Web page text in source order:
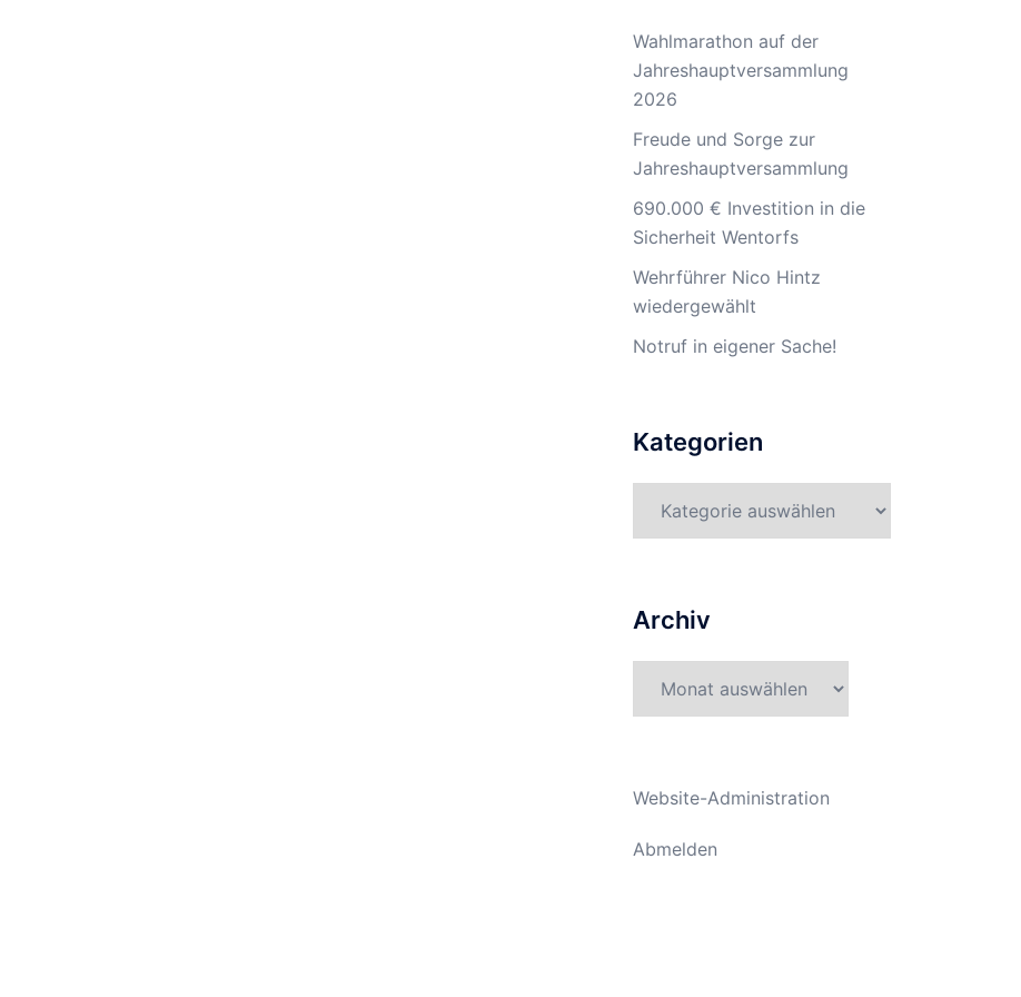
Wahlmarathon auf der
Jahreshauptversammlung
2026
Freude und Sorge zur
Jahreshauptversammlung
690.000 € Investition in die
Sicherheit Wentorfs
Wehrführer Nico Hintz
wiedergewählt
Notruf in eigener Sache!
Kategorien
Archiv
Website-Administration
Abmelden